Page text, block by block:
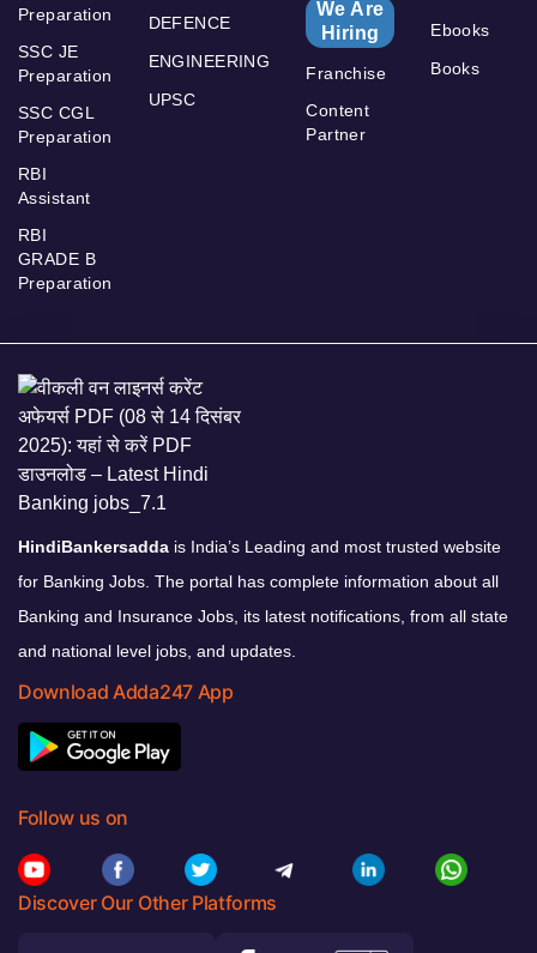
Preparation
SSC JE
Preparation
SSC CGL
Preparation
RBI
Assistant
RBI
GRADE B
Preparation
DEFENCE
ENGINEERING
UPSC
We Are
Hiring
Franchise
Content
Partner
Ebooks
Books
HindiBankersadda is India’s Leading and most trusted website
for Banking Jobs. The portal has complete information about all
Banking and Insurance Jobs, its latest notifications, from all state
and national level jobs, and updates.
Download Adda247 App
Follow us on
Discover Our Other Platforms